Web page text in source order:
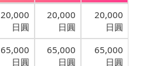
20,000
日圓
20,000
日圓
20,000
日圓
65,000
日圓
65,000
日圓
65,000
日圓